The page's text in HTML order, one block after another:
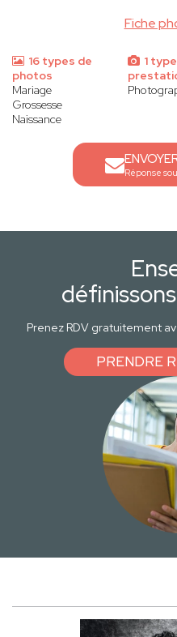
Fiche
16 types de
photos
Mariage
Grossesse
Naissance
1
Réponse
Prenez RDV gratuitement
PRENDRE